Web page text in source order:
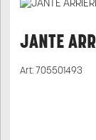
JANTE
Art:705501493